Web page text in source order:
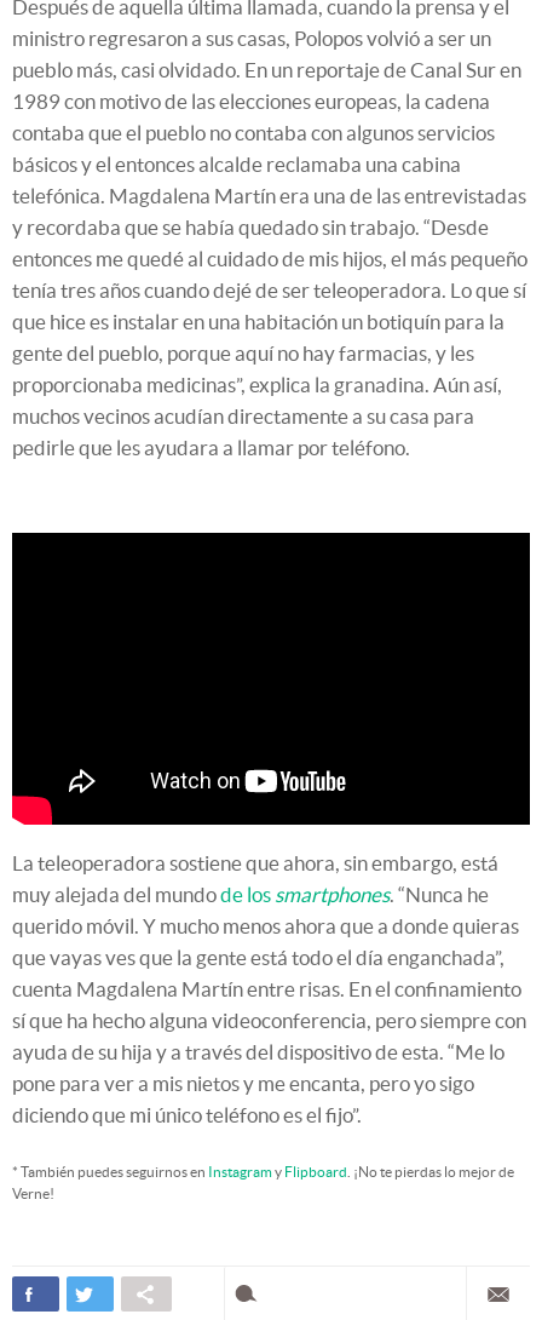
Después de aquella última llamada, cuando la prensa y el
ministro regresaron a sus casas, Polopos volvió a ser un
pueblo más, casi olvidado. En un reportaje de Canal Sur en
1989 con motivo de las elecciones europeas, la cadena
contaba que el pueblo no contaba con algunos servicios
básicos y el entonces alcalde reclamaba una cabina
telefónica. Magdalena Martín era una de las entrevistadas
y recordaba que se había quedado sin trabajo. “Desde
entonces me quedé al cuidado de mis hijos, el más pequeño
tenía tres años cuando dejé de ser teleoperadora. Lo que sí
que hice es instalar en una habitación un botiquín para la
gente del pueblo, porque aquí no hay farmacias, y les
proporcionaba medicinas”, explica la granadina. Aún así,
muchos vecinos acudían directamente a su casa para
pedirle que les ayudara a llamar por teléfono.
La teleoperadora sostiene que ahora, sin embargo, está
muy alejada del mundode los smartphones. “Nunca he
querido móvil. Y mucho menos ahora que a donde quieras
que vayas ves que la gente está todo el día enganchada”,
cuenta Magdalena Martín entre risas. En el confinamiento
sí que ha hecho alguna videoconferencia, pero siempre con
ayuda de su hija y a través del dispositivo de esta. “Me lo
pone para ver a mis nietos y me encanta, pero yo sigo
diciendo que mi único teléfono es el fijo”.
* También puedes seguirnos en Instagramy Flipboard . ¡No te pierdas lo mejor de
Verne!